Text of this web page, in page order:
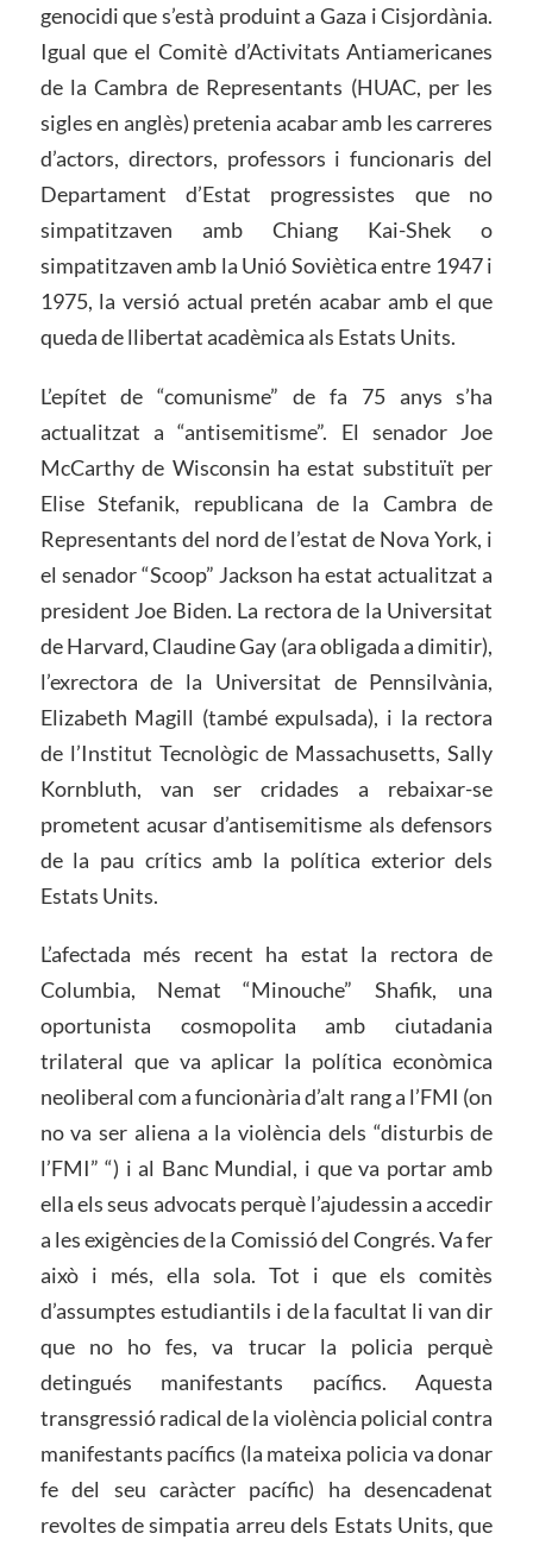
genocidi que s’està produint a Gaza i Cisjordània.
Igual que el Comitè d’Activitats Antiamericanes
de la Cambra de Representants (HUAC, per les
sigles en anglès) pretenia acabar amb les carreres
d’actors, directors, professors i funcionaris del
Departament d’Estat progressistes que no
simpatitzaven amb Chiang Kai-Shek o
simpatitzaven amb la Unió Soviètica entre 1947 i
1975, la versió actual pretén acabar amb el que
queda de llibertat acadèmica als Estats Units.
L’epítet de “comunisme” de fa 75 anys s’ha
actualitzat a “antisemitisme”. El senador Joe
McCarthy de Wisconsin ha estat substituït per
Elise Stefanik, republicana de la Cambra de
Representants del nord de l’estat de Nova York, i
el senador “Scoop” Jackson ha estat actualitzat a
president Joe Biden. La rectora de la Universitat
de Harvard, Claudine Gay (ara obligada a dimitir),
l’exrectora de la Universitat de Pennsilvània,
Elizabeth Magill (també expulsada), i la rectora
de l’Institut Tecnològic de Massachusetts, Sally
Kornbluth, van ser cridades a rebaixar-se
prometent acusar d’antisemitisme als defensors
de la pau crítics amb la política exterior dels
Estats Units.
L’afectada més recent ha estat la rectora de
Columbia, Nemat “Minouche” Shafik, una
oportunista cosmopolita amb ciutadania
trilateral que va aplicar la política econòmica
neoliberal com a funcionària d’alt rang a l’FMI (on
no va ser aliena a la violència dels “disturbis de
l’FMI” “) i al Banc Mundial, i que va portar amb
ella els seus advocats perquè l’ajudessin a accedir
a les exigències de la Comissió del Congrés. Va fer
això i més, ella sola. Tot i que els comitès
d’assumptes estudiantils i de la facultat li van dir
que no ho fes, va trucar la policia perquè
detingués manifestants pacífics. Aquesta
transgressió radical de la violència policial contra
manifestants pacífics (la mateixa policia va donar
fe del seu caràcter pacífic) ha desencadenat
revoltes de simpatia arreu dels Estats Units, que